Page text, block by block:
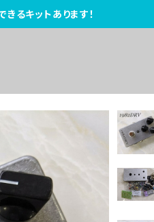
るキットあります！